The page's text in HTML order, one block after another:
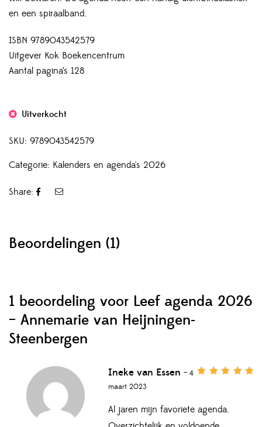
en een spiraalband.
ISBN 9789043542579
Uitgever Kok Boekencentrum
Aantal pagina’s 128
Uitverkocht
SKU: 9789043542579
Categorie: Kalenders en agenda's 2026
Share:
Beoordelingen (1)
1 beoordeling voor Leef agenda 2026
– Annemarie van Heijningen-
Steenbergen
Ineke van Essen – 4
maart 2023
Al jaren mijn favoriete agenda.